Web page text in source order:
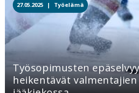
27.05.2025 | Työelämä
Työsopimusten
heikentävät valmentajien